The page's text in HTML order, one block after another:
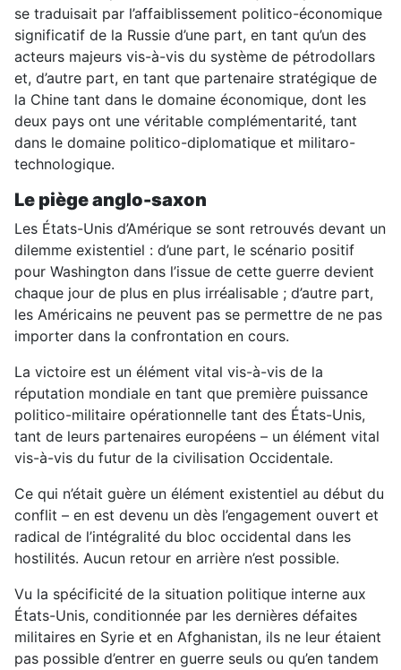
se traduisait par l’affaiblissement politico-économique
significatif de la Russie d’une part, en tant qu’un des
acteurs majeurs vis-à-vis du système de pétrodollars
et, d’autre part, en tant que partenaire stratégique de
la Chine tant dans le domaine économique, dont les
deux pays ont une véritable complémentarité, tant
dans le domaine politico-diplomatique et militaro-
technologique.
Le piège anglo-saxon
Les États-Unis d’Amérique se sont retrouvés devant un
dilemme existentiel : d’une part, le scénario positif
pour Washington dans l’issue de cette guerre devient
chaque jour de plus en plus irréalisable ; d’autre part,
les Américains ne peuvent pas se permettre de ne pas
importer dans la confrontation en cours.
La victoire est un élément vital vis-à-vis de la
réputation mondiale en tant que première puissance
politico-militaire opérationnelle tant des États-Unis,
tant de leurs partenaires européens – un élément vital
vis-à-vis du futur de la civilisation Occidentale.
Ce qui n’était guère un élément existentiel au début du
conflit – en est devenu un dès l’engagement ouvert et
radical de l’intégralité du bloc occidental dans les
hostilités. Aucun retour en arrière n’est possible.
Vu la spécificité de la situation politique interne aux
États-Unis, conditionnée par les dernières défaites
militaires en Syrie et en Afghanistan, ils ne leur étaient
pas possible d’entrer en guerre seuls ou qu’en tandem